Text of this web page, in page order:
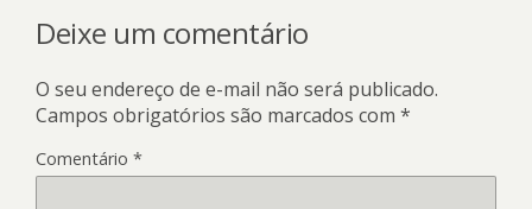
Deixe um comentário
O seu endereço de e-mail não será publicado.
Campos obrigatórios são marcados com *
Comentário *